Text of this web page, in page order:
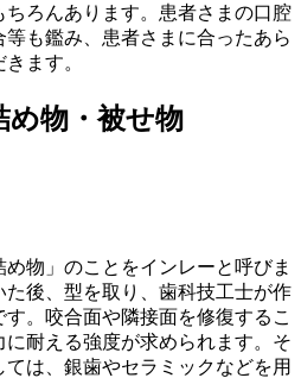
ろんあります。患者さまの口腔
も鑑み、患者さまに合ったあら
ます。
め物・被せ物
物」のことをインレーと呼びま
後、型を取り、歯科技工士が作
。咬合面や隣接面を修復するこ
耐える強度が求められます。そ
は、銀歯やセラミックなどを用